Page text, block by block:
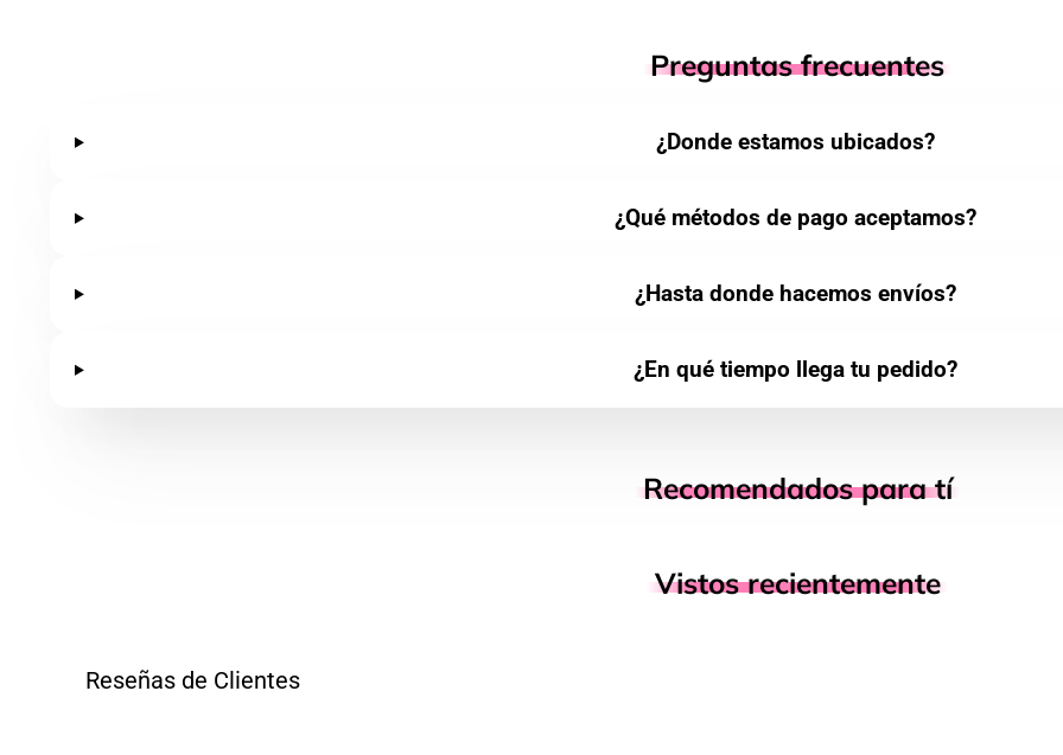
Preguntas frecuentes
¿Donde estamos ubicados?
¿Qué métodos de pago aceptamos?
¿Hasta donde hacemos envíos?
¿En qué tiempo llega tu pedido?
Recomendados para tí
Vistos recientemente
Reseñas de Clientes